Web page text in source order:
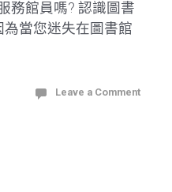
務館員嗎? 認識圖書
當您迷失在圖書館
Leave a Comment